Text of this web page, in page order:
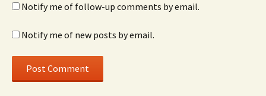
Notify me of follow-up comments by email.
Notify me of new posts by email.